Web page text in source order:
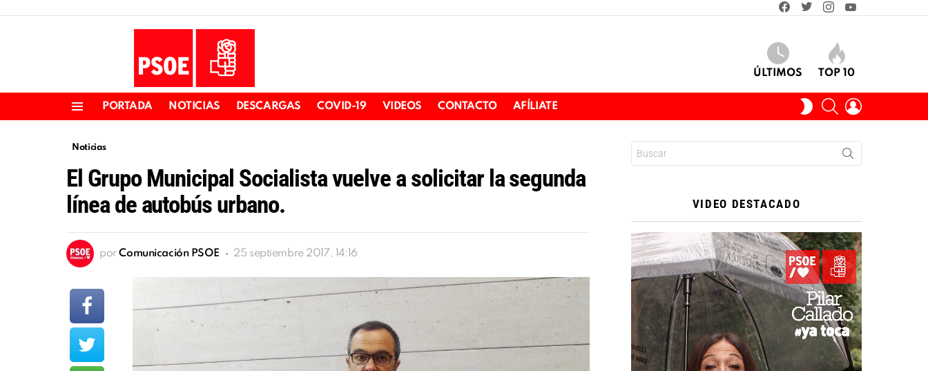
ÚLTIMOS TOP 10
PORTADA NOTICIAS DESCARGAS COVID-19 VIDEOS CONTACTO AFÍLIATE
SWITCH
SKIN
BUSCAR
Noticias
El Grupo Municipal Socialista vuelve a solicitar la segunda
línea de autobús urbano.
por Comunicación PSOE 25 septiembre 2017, 14:16
VIDEO DESTACADO
Reproductor
de
vídeo